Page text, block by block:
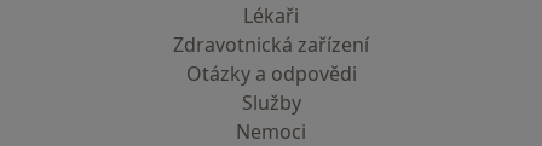
Lékaři
Zdravotnická zařízení
Otázky a odpovědi
Služby
Nemoci